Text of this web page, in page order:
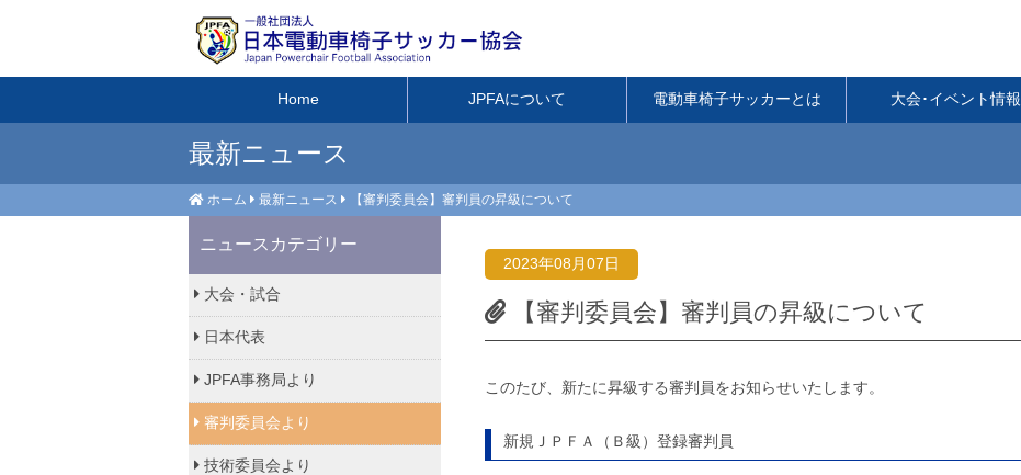
Home JPFAについて 電動車椅子サッカーとは 大会･イベント情報
最新ニュース
ホーム 最新ニュース 【審判委員会】審判員の昇級について
ニュースカテゴリー
大会・試合
日本代表
JPFA事務局より
審判委員会より
技術委員会より
2023年08月07日
【審判委員会】審判員の昇級について
このたび、新たに昇級する審判員をお知らせいたします。
新規ＪＰＦＡ（Ｂ級）登録審判員